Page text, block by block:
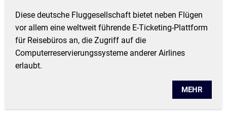
Diese deutsche Fluggesellschaft bietet neben Flügen
vor allem eine weltweit führende E-Ticketing-Plattform
für Reisebüros an, die Zugriff auf die
Computerreservierungssysteme anderer Airlines
erlaubt.
MEHR